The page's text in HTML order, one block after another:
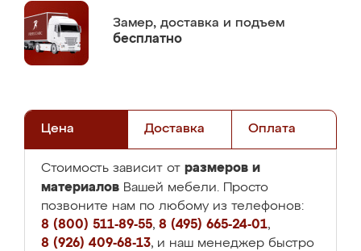
Замер, доставка и подъем
бесплатно
Цена Доставка Оплата
Стоимость зависит от размеров и
материалов Вашей мебели. Просто
позвоните нам по любому из телефонов:
8 (800) 511-89-55, 8 (495) 665-24-01,
8 (926) 409-68-13, и наш менеджер быстро